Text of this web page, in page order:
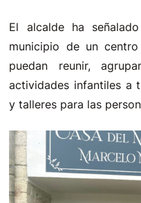
El alcalde ha
municipio de un
puedan reunir,
actividades infantiles a
y talleres para las